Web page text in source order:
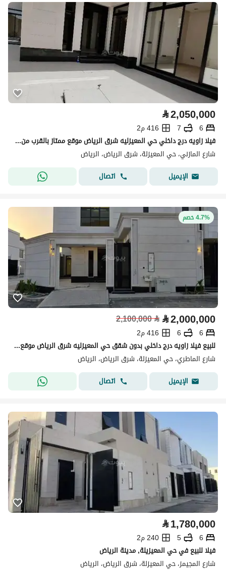
⃁2,050,000
6
7
416 م2
فيلا زاويه درج داخلي حي المعيزليه شرق الرياض موقع ممتاز بالقرب من جميع الخدمات والطرق الرئيسيه
شارع المازني، حي المعيزلة، شرق الرياض، الرياض
الإيميل
اتصال
4.7% خصم
⃁2,000,000
⃁
2,100,000
6
6
416 م2
للبيع فيلا زاويه درج داخلي بدون شقق حي المعيزليه شرق الرياض موقع مميز
شارع الماطري، حي المعيزلة، شرق الرياض، الرياض
الإيميل
اتصال
⃁1,780,000
6
5
240 م2
فيلا للبيع في حي المعيزيلة, مدينة الرياض
شارع المجيمز، حي المعيزلة، شرق الرياض، الرياض